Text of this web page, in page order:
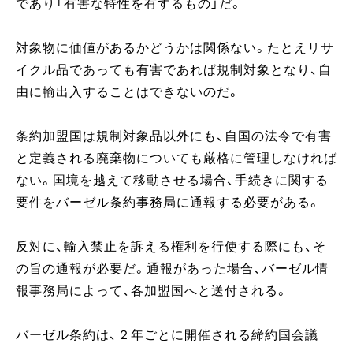
であり「有害な特性を有するもの」だ。
対象物に価値があるかどうかは関係ない。たとえリサ
イクル品であっても有害であれば規制対象となり、自
由に輸出入することはできないのだ。
条約加盟国は規制対象品以外にも、自国の法令で有害
と定義される廃棄物についても厳格に管理しなければ
ない。国境を越えて移動させる場合、手続きに関する
要件をバーゼル条約事務局に通報する必要がある。
反対に、輸入禁止を訴える権利を行使する際にも、そ
の旨の通報が必要だ。通報があった場合、バーゼル情
報事務局によって、各加盟国へと送付される。
バーゼル条約は、２年ごとに開催される締約国会議